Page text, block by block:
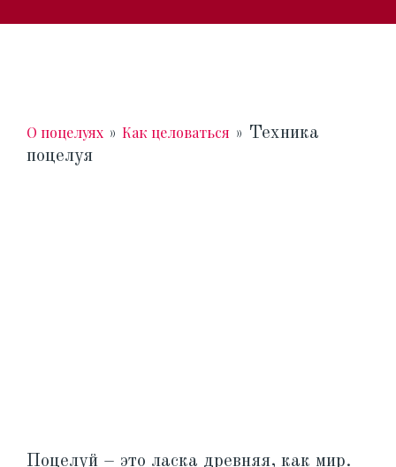
О поцелуях » Как целоваться » Техника
поцелуя
Поцелуй – это ласка древняя, как мир.